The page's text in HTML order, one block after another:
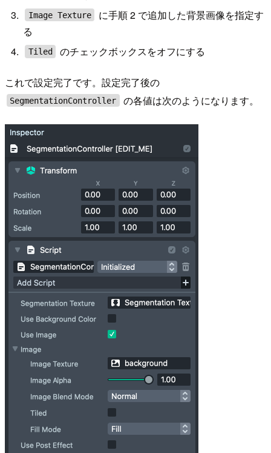
Image Texture
に手順 2 で追加した背景画像を指定す
る
Tiled のチェックボックスをオフにする
これで設定完了です。設定完了後の
SegmentationController の各値は次のようになります。